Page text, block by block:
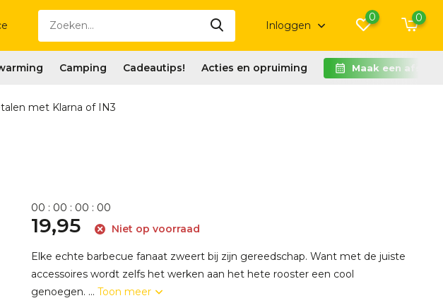
Inloggen
0 0
Camping Cadeautips! Acties en opruiming Maak een
met Klarna of IN3
00 : 00 : 00 : 00
19,95 Niet op voorraad
Elke echte barbecue fanaat zweert bij zijn gereedschap. Want met de juiste
accessoires wordt zelfs het werken aan het hete rooster een cool
genoegen. ...Toon meer